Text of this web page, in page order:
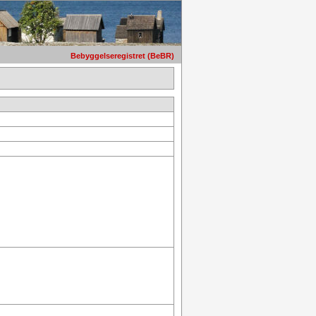
Bebyggelseregistret (BeBR)